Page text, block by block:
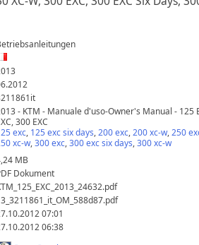
- KTM - Manuale d'uso-Owner's Manual - 125
300 EXC
exc, 125 exc six days,200 exc,200 xc-w,250
xc-w,300 exc,300 exc six days,300 xc-w
MB
Dokument
07:01
06:38